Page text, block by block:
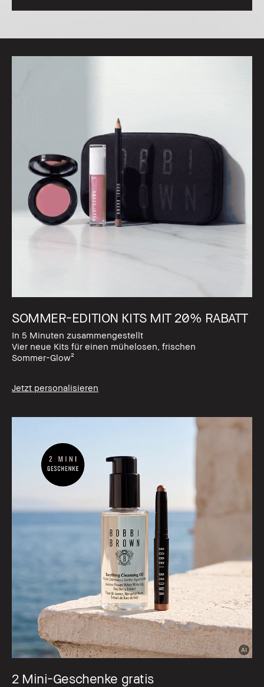
SOMMER-EDITION KITS MIT 20% RABATT
In 5 Minuten zusammengestellt
Vier neue Kits für einen mühelosen, frischen
Sommer-Glow²
Jetzt personalisieren
2 Mini-Geschenke gratis